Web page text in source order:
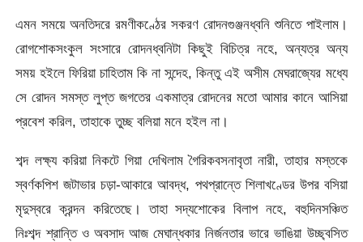
এমন সময়ে অনতিদরে রমণীকণ্ঠের সকরণ রোদনগুঞ্জনধ্বনি শুনিতে পাইলাম।
রোগশোকসংকুল সংসারে রোদনধ্বনিটা কিছুই বিচিত্র নহে, অন্যত্র অন্য
সময় হইলে ফিরিয়া চাহিতাম কি না সন্দেহ, কিন্তু এই অসীম মেঘরাজ্যের মধ্যে
সে রােদন সমস্ত লুপ্ত জগতের একমাত্র রোদনের মতাে আমার কানে আসিয়া
প্রবেশ করিল, তাহাকে তুচ্ছ বলিয়া মনে হইল না।
শব্দ লক্ষ্য করিয়া নিকটে গিয়া দেখিলাম গৈরিকবসনাবৃতা নারী, তাহার মস্তকে
স্বর্ণকপিশ জটাভার চড়া-আকারে আবদ্ধ, পথপ্রান্তে শিলাখণ্ডের উপর বসিয়া
মৃদুস্বরে ক্রন্দন করিতেছে। তাহা সদ্যশােকের বিলাপ নহে, বহুদিনসঞ্চিত
নিঃশব্দ শ্রান্তি ও অবসাদ আজ মেঘান্ধকার নির্জনতার ভারে ভাঙিয়া উচ্ছ্বসিত